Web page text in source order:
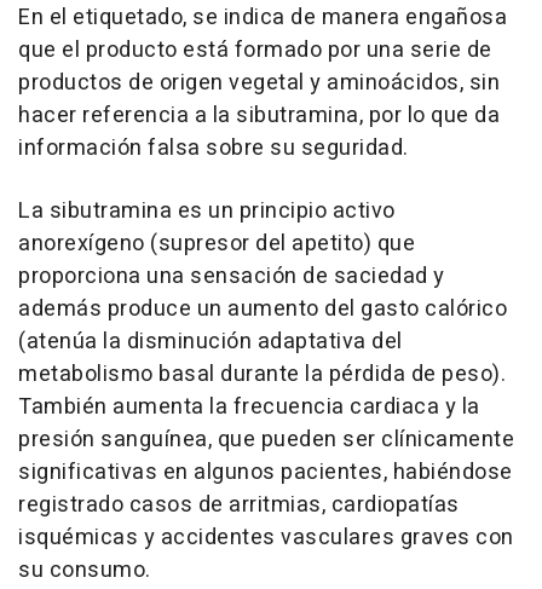
En el etiquetado, se indica de manera engañosa
que el producto está formado por una serie de
productos de origen vegetal y aminoácidos, sin
hacer referencia a la sibutramina, por lo que da
información falsa sobre su seguridad.
La sibutramina es un principio activo
anorexígeno (supresor del apetito) que
proporciona una sensación de saciedad y
además produce un aumento del gasto calórico
(atenúa la disminución adaptativa del
metabolismo basal durante la pérdida de peso).
También aumenta la frecuencia cardiaca y la
presión sanguínea, que pueden ser clínicamente
significativas en algunos pacientes, habiéndose
registrado casos de arritmias, cardiopatías
isquémicas y accidentes vasculares graves con
su consumo.